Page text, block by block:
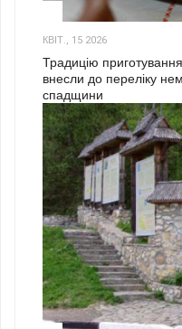
КВІТ., 15 2026
Традицію
внесли до переліку
спадщини